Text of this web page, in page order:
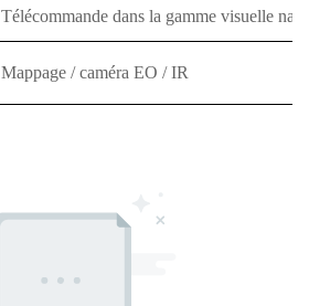
Télécommande dans la gamme visuelle
Mappage / caméra EO / IR